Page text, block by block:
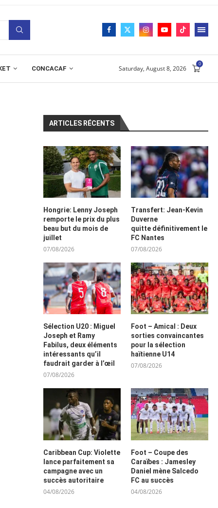
CONCACAF Saturday, August 8, 2026
0
ARTICLES RÉCENTS
Hongrie: Lenny Joseph
remporte le prix du plus
beau but du mois de
juillet
07/08/2026
Transfert: Jean-Kevin
Duverne
quitte définitivement le
FC Nantes
07/08/2026
Sélection U20 : Miguel
Joseph et Ramy
Fabilus, deux éléments
intéressants qu’il
faudrait garder à l’œil
07/08/2026
Foot – Amical : Deux
sorties convaincantes
pour la sélection
haïtienne U14
07/08/2026
Caribbean Cup: Violette
lance parfaitement sa
campagne avec un
succès autoritaire
04/08/2026
Foot – Coupe des
Caraïbes : Jamesley
Daniel mène Salcedo
FC au succès
04/08/2026